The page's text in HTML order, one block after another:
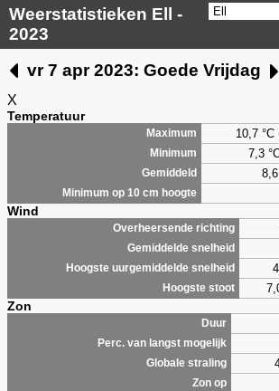
Weerstatistieken Ell -
2023
vr 7 apr 2023: Goede Vrijdag
X
Temperatuur
Maximum 10,7 °C
Minimum 7,3
Gemiddeld 8,6
Minimum op 10 cm hoogte
Wind
Overheersende richting
Gemiddelde snelheid
Hoogste uurgemiddelde snelheid
Hoogste stoot
Zon
Duur
Perc. van langst mogelijk
Globale straling
Zon op